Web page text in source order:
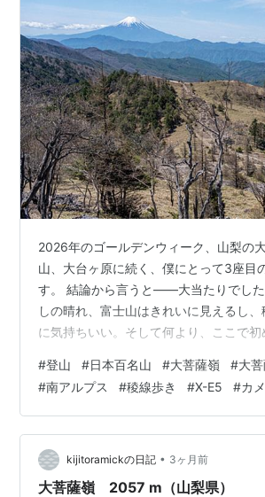
2026年のゴールデンウィーク、山梨の
山、大台ヶ原に続く、僕にとって3座目
す。 結論から言うと——大当たりでし
しの晴れ、富士山はきれいに見えるし
に気持ちいい。そして何より、ここで初
た。 今回のルートとアクセス 道中レポ
ごほうびの稜線 ひとつまみ：その峠、実
舞台 カメラのこと（X-E5＋23mm） ま
ューにも、稜線の入門にも おわりに 今
セス 上日川峠（大菩薩湖北岸駐車場）
岩 → 大菩薩嶺…
#登山 #日本百名山 #大菩薩嶺 #大
#南アルプス #稜線歩き #X-E5 #カ
kijitoramickの日記 • 3ヶ月前
大菩薩嶺 2057 m（山梨県）